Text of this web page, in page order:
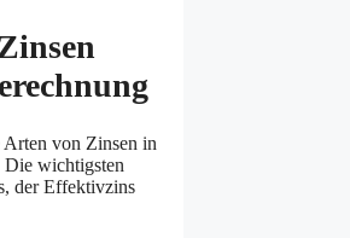
Arten von Zinsen in
wichtigsten
der Effektivzins